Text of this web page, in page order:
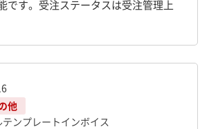
です。受注ステータスは受注管理上
他
テンプレートインボイス